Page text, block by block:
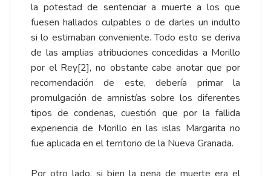
la potestad de sentenciar a muerte a los que
fuesen hallados culpables o de darles un indulto
si lo estimaban conveniente. Todo esto se deriva
de las amplias atribuciones concedidas a Morillo
por el Rey[2], no obstante cabe anotar que por
recomendación de este, debería primar la
promulgación de amnistías sobre los diferentes
tipos de condenas, cuestión que por la fallida
experiencia de Morillo en las islas Margarita no
fue aplicada en el territorio de la Nueva Granada.